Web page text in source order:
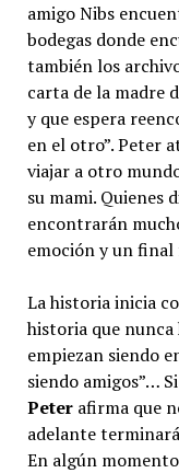
amigo Nibs
bodegas donde
también los
carta de la madre
y que espera
en el otro”. Peter
viajar a otro
su mami. Quienes
encontrarán
emoción y un final
La historia inicia
historia que nunca
empiezan siendo
siendo amigos”…
Peterafirma que
adelante
En algún